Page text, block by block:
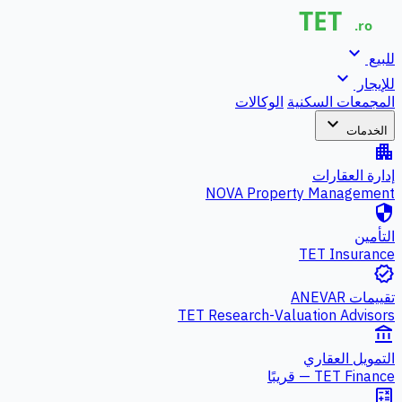
للبيع expand_more
للإيجار expand_more
المجمعات السكنية الوكالات
الخدمات expand_more
apartment
إدارة العقارات
NOVA Property Management
security
التأمين
TET Insurance
verified
تقييمات ANEVAR
TET Research-Valuation Advisors
account_balance
التمويل العقاري
TET Finance — قريبًا
calculate